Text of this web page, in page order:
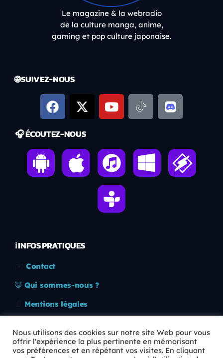
Le magazine & la webradio
de la culture manga, anime,
gaming et pop culture japonaise.
🌐 SUIVEZ-NOUS
🎧 ÉCOUTEZ-NOUS
ℹ️ INFOS PRATIQUES
Contact
🦊 Qui sommes-nous ?
Mentions légales
🛡️ RGPD
Nous utilisons des cookies sur notre site Web pour vous
offrir l'expérience la plus pertinente en mémorisant
vos préférences et en répétant vos visites. En cliquant